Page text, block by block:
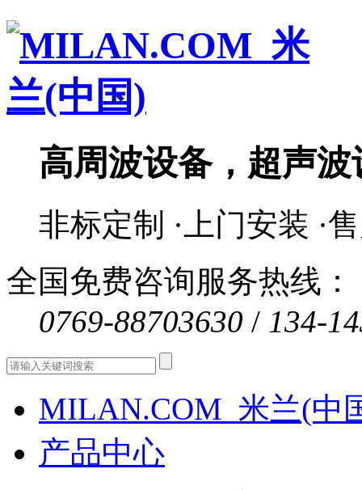
高周波设备，超声
非标定制 ·上门安装 ·
全国免费咨询服务热线：
0769-88703630 / 134-
MILAN.COM_米兰(中
产品中心